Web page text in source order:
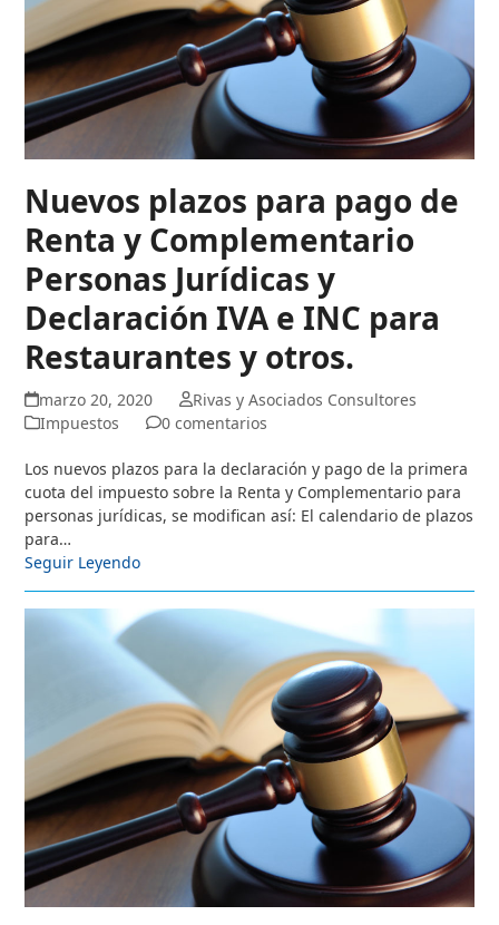
Nuevos plazos para pago de
Renta y Complementario
Personas Jurídicas y
Declaración IVA e INC para
Restaurantes y otros.
marzo 20, 2020
Rivas y Asociados Consultores
Impuestos
0 comentarios
Los nuevos plazos para la declaración y pago de la primera
cuota del impuesto sobre la Renta y Complementario para
personas jurídicas, se modifican así: El calendario de plazos
para…
Seguir Leyendo